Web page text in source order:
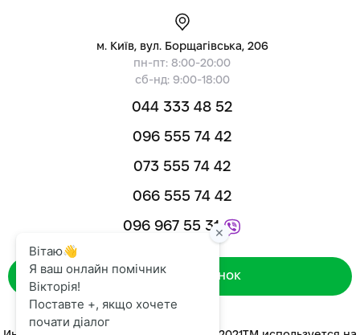
м. Київ, вул. Борщагівська, 206
пн-пт: 8:00-20:00
сб-нд: 9:00-18:00
044 333 48 52
096 555 74 42
073 555 74 42
066 555 74 42
096 967 55 31
Зворотний дзвінок